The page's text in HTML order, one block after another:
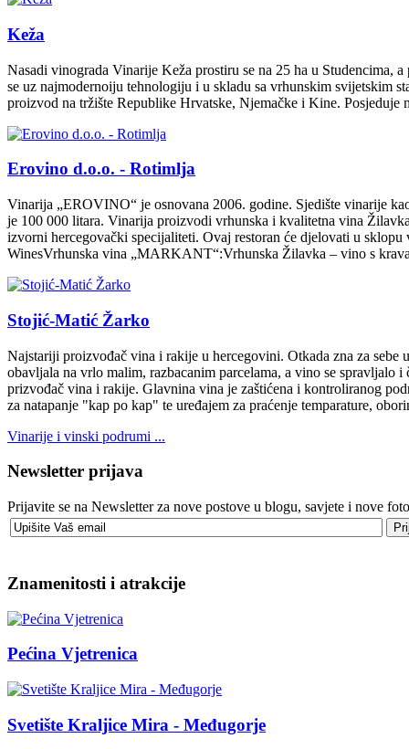
Keža
Nasadi vinograda Vinarije Keža prostiru se na 25 ha u Studencima,
se uz najmodernoiju tehnologiju i u skladu sa vrhunskim svijetskim
proizvod na tržište Republike Hrvatske, Njemačke i Kine. Posjeduje
Erovino d.o.o. - Rotimlja
Vinarija „EROVINO“ je osnovana 2006. godine. Sjedište vinarije
je 100 000 litara. Vinarija proizvodi vrhunska i kvalitetna vina
izvorni hercegovački specijaliteti. Ovaj restoran će djelovati u
WinesVrhunska vina „MARKANT“:Vrhunska Žilavka – vino s
Stojić-Matić Žarko
Najstariji proizvođač vina i rakije u hercegovini. Otkada zna za
obavljala na vrlo malim, razbacanim parcelama, a vino se
prizvođač vina i rakije. Glavnina vina je zaštićena i kontroliranog
za natapanje "kap po kap" te uređajem za praćenje temparature,
Vinarije i vinski podrumi ...
Newsletter prijava
Prijavite se na Newsletter za nove postove u blogu, savjete i nove
Znamenitosti i atrakcije
Pećina Vjetrenica
Svetište Kraljice Mira - Međugorje